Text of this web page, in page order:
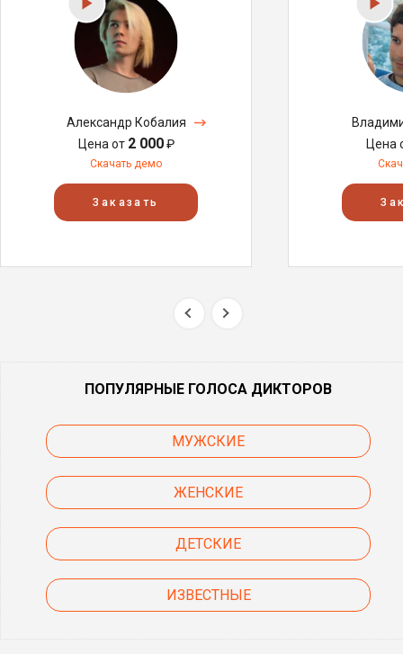
Александр Кобалия
Цена от 2 000₽
Скачать демо
Заказать
Цена
ПОПУЛЯРНЫЕ ГОЛОСА ДИКТОРОВ
МУЖСКИЕ
ЖЕНСКИЕ
ДЕТСКИЕ
ИЗВЕСТНЫЕ